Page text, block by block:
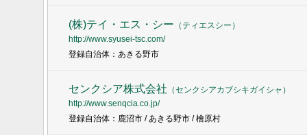
(株)テイ・エス・シー （ティエスシー ）
http://www.syusei-tsc.com/
登録自治体：あきる野市
センクシア株式会社 （センクシアカブシキガイシャ ）
http://www.senqcia.co.jp/
登録自治体：鹿沼市 / あきる野市 / 檜原村